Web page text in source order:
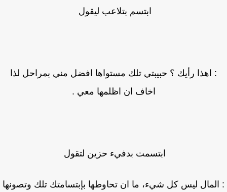
ابتسم بتلاعب ليقول
: اهذا رأيك ؟ حبيبتي تلك مستواها افضل مني بمراحل لذا
اخاف ان اظلمها معي .
ابتسمت بدفيء حزين لتقول
ليس كل شيء، ما ان تحاوطها بإبتسامتك تلك وتصونها